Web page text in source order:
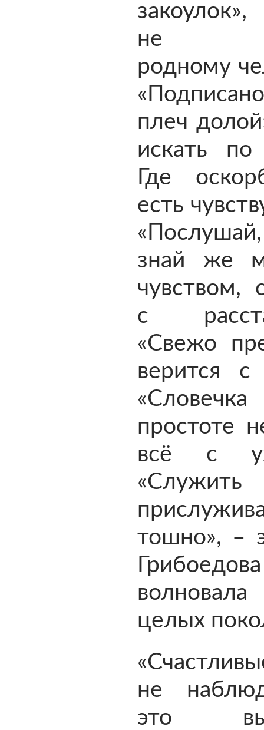
не
родному
плеч
искать
Где
есть
знай же
чувством,
с
«Свежо
верится с
простоте
всё с
тошно», –
Грибоедова
целых
не
это